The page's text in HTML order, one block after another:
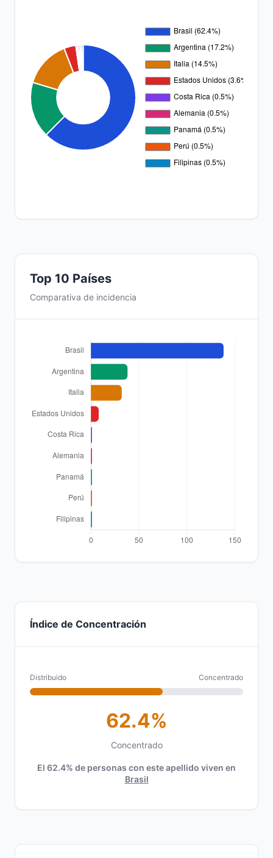
Top 10 Países
Comparativa de incidencia
Índice de Concentración
Distribuido Concentrado
62.4%
Concentrado
El 62.4% de personas con este apellido viven en
Brasil